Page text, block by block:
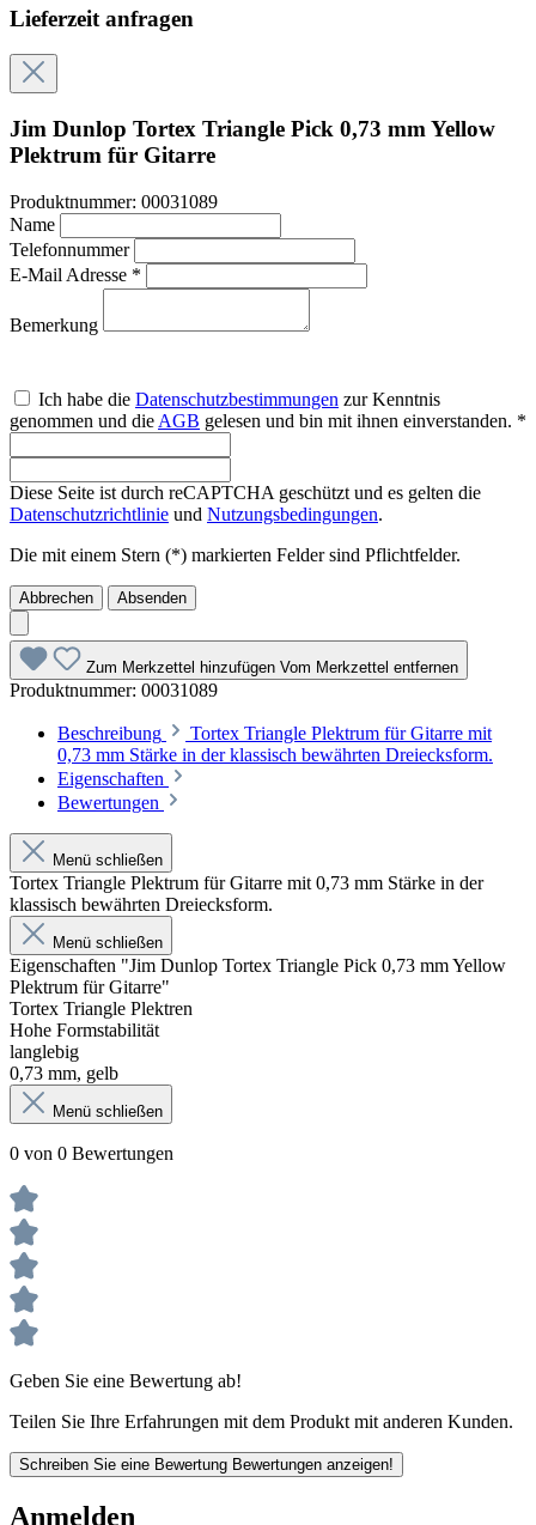
Lieferzeit anfragen
Jim Dunlop Tortex Triangle Pick 0,73 mm Yellow
Plektrum für Gitarre
Produktnummer: 00031089
Name
Telefonnummer
E-Mail Adresse *
Bemerkung
Ich habe die Datenschutzbestimmungen zur Kenntnis
genommen und die AGB gelesen und bin mit ihnen einverstanden. *
Diese Seite ist durch reCAPTCHA geschützt und es gelten die
Datenschutzrichtlinie und Nutzungsbedingungen.
Die mit einem Stern (*) markierten Felder sind Pflichtfelder.
Abbrechen Absenden
Zum Merkzettel hinzufügen Vom Merkzettel entfernen
Produktnummer: 00031089
Beschreibung
Tortex Triangle Plektrum für Gitarre mit
0,73 mm Stärke in der klassisch bewährten Dreiecksform.
Eigenschaften
Bewertungen
Menü schließen
Tortex Triangle Plektrum für Gitarre mit 0,73 mm Stärke in der
klassisch bewährten Dreiecksform.
Menü schließen
Eigenschaften "Jim Dunlop Tortex Triangle Pick 0,73 mm Yellow
Plektrum für Gitarre"
Tortex Triangle Plektren
Hohe Formstabilität
langlebig
0,73 mm, gelb
Menü schließen
0 von 0 Bewertungen
Geben Sie eine Bewertung ab!
Teilen Sie Ihre Erfahrungen mit dem Produkt mit anderen Kunden.
Schreiben Sie eine Bewertung Bewertungen anzeigen!
Anmelden